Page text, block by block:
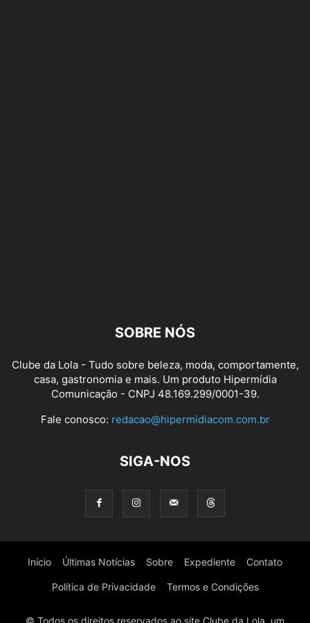
SOBRE NÓS
Clube da Lola - Tudo sobre beleza, moda, comportamente,
casa, gastronomia e mais. Um produto Hipermídia
Comunicação - CNPJ 48.169.299/0001-39.
Fale conosco: redacao@hipermidiacom.com.br
SIGA-NOS
Início Últimas Notícias Sobre Expediente Contato
Política de Privacidade Termos e Condições
© Todos os direitos reservados ao site Clube da Lola, um